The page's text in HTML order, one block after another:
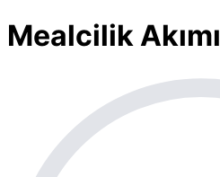
Mealcilik Akımı